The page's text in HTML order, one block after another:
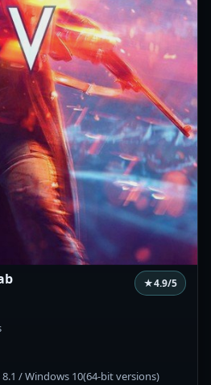
★4.9/5
/ Windows 10(64-bit versions)